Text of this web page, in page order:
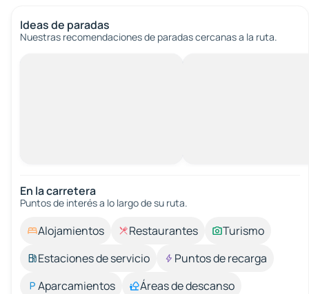
Ideas de paradas
Nuestras recomendaciones de paradas cercanas a la ruta.
En la carretera
Puntos de interés a lo largo de su ruta.
Alojamientos Restaurantes
Turismo
Estaciones de servicio
Puntos de recarga
Aparcamientos
Áreas de descanso